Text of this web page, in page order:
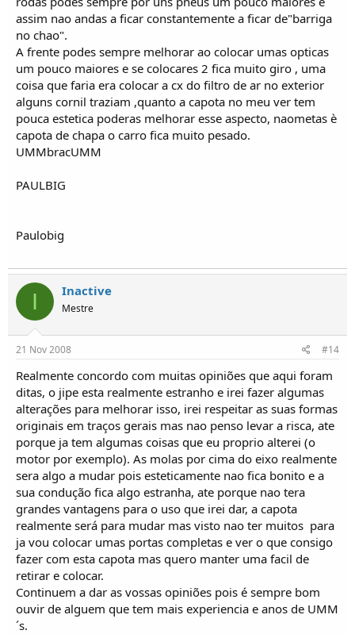
assim nao andas a ficar constantemente a ficar de"barriga
no chao".
A frente podes sempre melhorar ao colocar umas opticas
um pouco maiores e se colocares 2 fica muito giro , uma
coisa que faria era colocar a cx do filtro de ar no exterior
alguns cornil traziam ,quanto a capota no meu ver tem
pouca estetica poderas melhorar esse aspecto, naometas è
capota de chapa o carro fica muito pesado.
UMMbracUMM
PAULBIG
Paulobig
I Inactive
Mestre
21 Nov 2008 #14
Realmente concordo com muitas opiniões que aqui foram
ditas, o jipe esta realmente estranho e irei fazer algumas
alterações para melhorar isso, irei respeitar as suas formas
originais em traços gerais mas nao penso levar a risca, ate
porque ja tem algumas coisas que eu proprio alterei (o
motor por exemplo). As molas por cima do eixo realmente
sera algo a mudar pois esteticamente nao fica bonito e a
sua condução fica algo estranha, ate porque nao tera
grandes vantagens para o uso que irei dar, a capota
realmente será para mudar mas visto nao ter muitos  para
ja vou colocar umas portas completas e ver o que consigo
fazer com esta capota mas quero manter uma facil de
retirar e colocar.
Continuem a dar as vossas opiniões pois é sempre bom
ouvir de alguem que tem mais experiencia e anos de UMM
´s.